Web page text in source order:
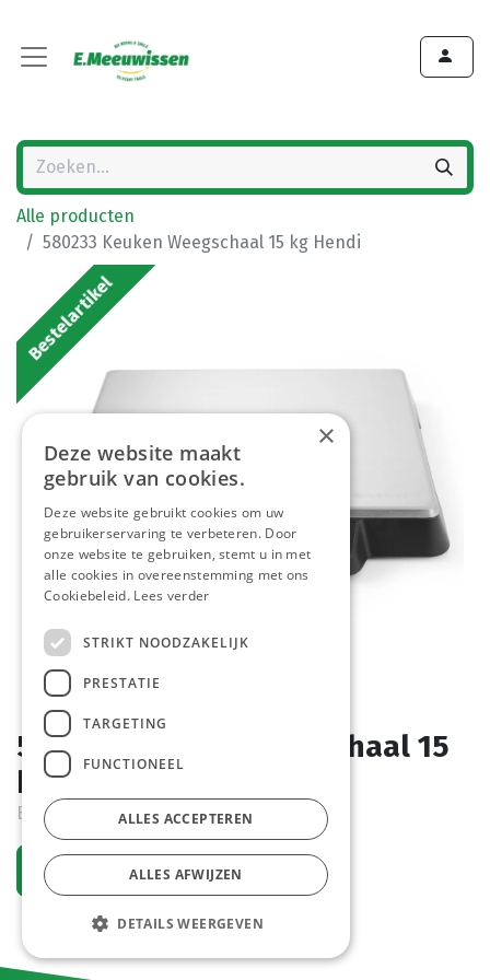
Alle producten
580233 Keuken Weegschaal 15 kg Hendi
Bestelartikel
580233 Keuken Weegschaal 15
kg Hendi
Bestelartikel
Vraag een account aan
×
Deze website maakt
gebruik van cookies.
Deze website gebruikt cookies om uw
gebruikerservaring te verbeteren. Door
onze website te gebruiken, stemt u in met
alle cookies in overeenstemming met ons
Cookiebeleid. Lees verder
STRIKT NOODZAKELIJK
PRESTATIE
TARGETING
FUNCTIONEEL
ALLES ACCEPTEREN
ALLES AFWIJZEN
DETAILS WEERGEVEN